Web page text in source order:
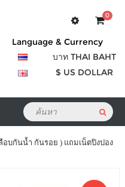
0
Language & Currency
บาท THAI BAHT
$ US DOLLAR
อบกันน้ำ กันรอย ) แถมเน็ตปิงปอง